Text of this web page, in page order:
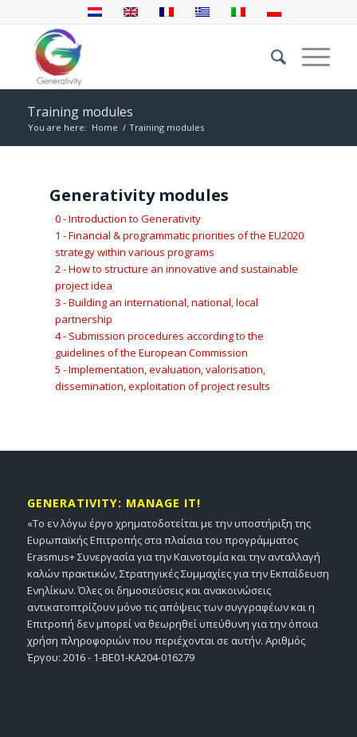
Training modules
You are here: Home / Training modules
Generativity modules
0 - Introduction to Generativity
1 - Financial & programmatic priorities of the EU2020
strategy within various programs
2 - How to structure an innovative and sustainable
project idea
3 - Building an international, national, local
partnership
4 - Submission procedures according to the
guidelines of the European Commission
5 - Implementation, evaluation, valorisation,
dissemination, exploitation of project results
GENERATIVITY: MANAGE IT!
«Το εν λόγω έργο χρηματοδοτείται με την υποστήριξη της
Ευρωπαϊκής Επιτροπής στα πλαίσια του προγράμματος
Erasmus+ Συνεργασία για την Καινοτομία και την ανταλλαγή
καλών πρακτικών, Στρατηγικές Συμμαχίες για την Εκπαίδευση
Ενηλίκων. Όλες οι δημοσιεύσεις και ανακοινώσεις
αντικατοπτρίζουν μόνο τις απόψεις των συγγραφέων και η
Επιτροπή δεν μπορεί να θεωρηθεί υπεύθυνη για την όποια
χρήση πληροφοριών που περιέχονται σε αυτήν. Αριθμός
Έργου: 2016 - 1-BE01-KA204-016279